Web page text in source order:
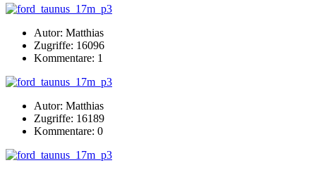
Autor: Matthias
Zugriffe: 16096
Kommentare: 1
Autor: Matthias
Zugriffe: 16189
Kommentare: 0